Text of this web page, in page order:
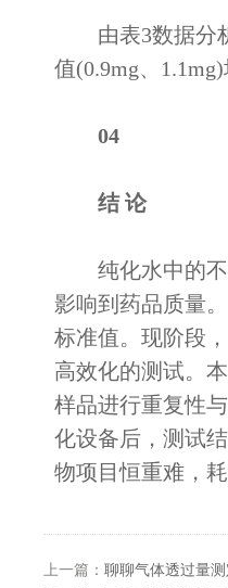
由表3数据分析
值(0.9mg、
04
结 论
纯化水中的不
影响到药品质量
标准值。现阶段
高效化的测试。
样品进行重复性
化设备后，测试
物项目恒重难，
上一篇： 聊聊气体透过量